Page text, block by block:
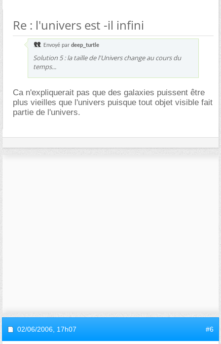
Re : l'univers est -il infini
Envoyé par deep_turtle
Solution 5 : la taille de l'Univers change au cours du
temps...
Ca n'expliquerait pas que des galaxies puissent être
plus vieilles que l'univers puisque tout objet visible fait
partie de l'univers.
02/06/2006, 17h07 #6